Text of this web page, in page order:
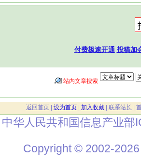
付费极速开通 投稿加
站内文章搜索
返回首页| 设为首页| 加入收藏| 联系站长
中华人民共和国信息产业部
Copyright © 2002-